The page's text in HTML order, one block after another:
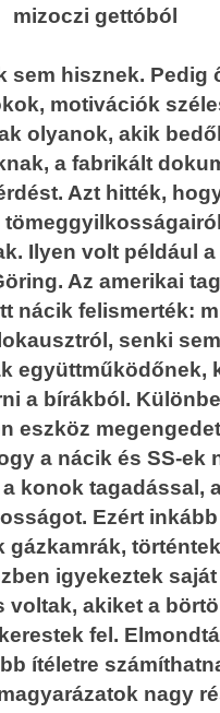
mizoczi gettóból
sem hisznek. Pedig
motivációk
olyanok, akik
a fabrikált
Azt hitték,
Ilyen volt például
Az amerikai
nácik felismerték:
senki
együttműködőnek,
a bírákból.
eszköz
a nácik és SS-ek
konok tagadással,
Ezért
igyekeztek
voltak, akiket a
fel.
ítéletre
nagy